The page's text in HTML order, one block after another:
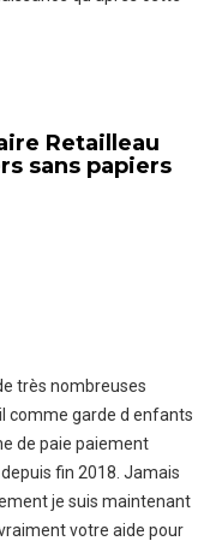
Retailleau
sans papiers
très nombreuses
comme garde d enfants
de paie paiement
fin 2018. Jamais
je suis maintenant
votre aide pour